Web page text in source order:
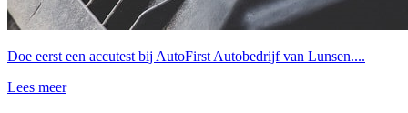
Doe eerst een accutest bij AutoFirst Autobedrijf van Lunsen....
Lees meer